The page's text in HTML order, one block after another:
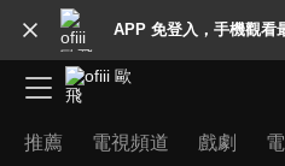
APP 免登入，手機觀看
推薦 電視頻道 戲劇